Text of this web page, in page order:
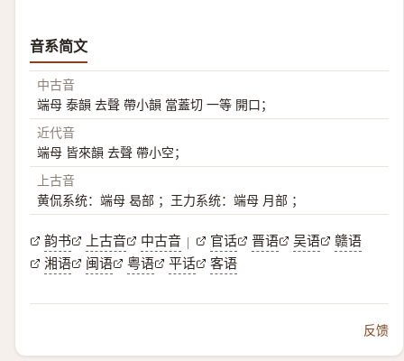
音系简文
中古音
端母 泰韻 去聲 帶小韻 當蓋切 一等 開口；
近代音
端母 皆來韻 去聲 帶小空；
上古音
黄侃系统：端母 曷部 ；王力系统：端母 月部 ；
韵书 上古音 中古音 | 官话 晋语 吴语
赣语
湘语
闽语 粤语 平话 客语
反馈